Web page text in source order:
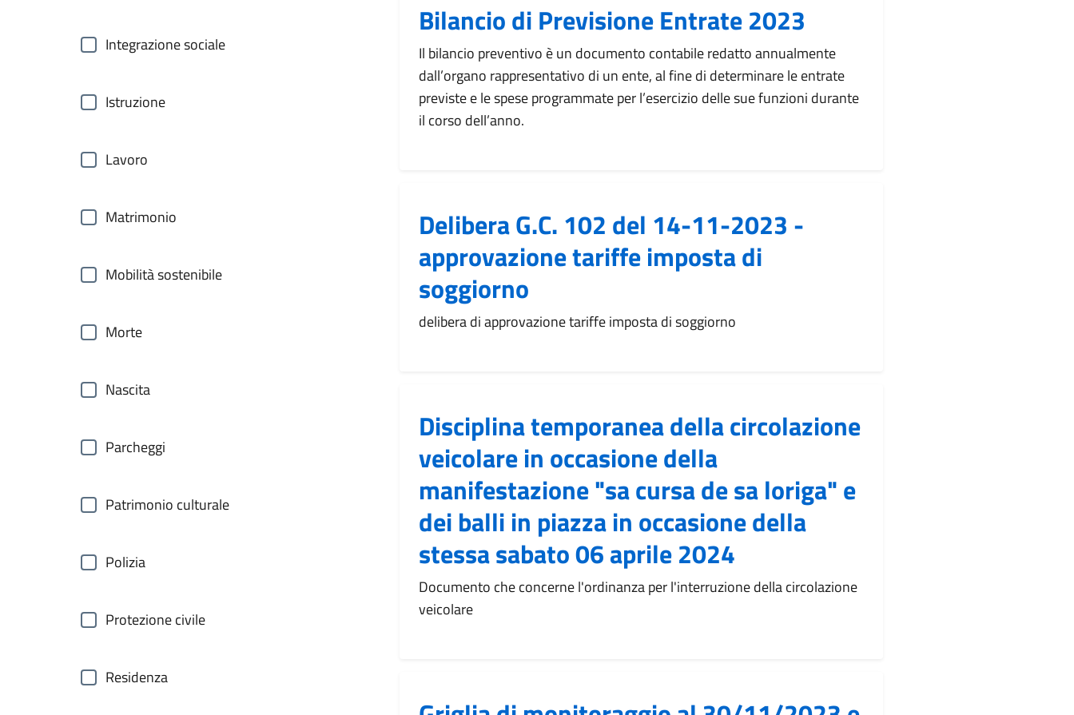
Integrazione sociale
Istruzione
Lavoro
Matrimonio
Mobilità sostenibile
Morte
Nascita
Parcheggi
Patrimonio culturale
Polizia
Protezione civile
Residenza
Bilancio di Previsione Entrate 2023
Il bilancio preventivo è un documento contabile redatto annualmente
dall’organo rappresentativo di un ente, al fine di determinare le entrate
previste e le spese programmate per l’esercizio delle sue funzioni durante
il corso dell’anno.
Delibera G.C. 102 del 14-11-2023 -
approvazione tariffe imposta di
soggiorno
delibera di approvazione tariffe imposta di soggiorno
Disciplina temporanea della circolazione
veicolare in occasione della
manifestazione "sa cursa de sa loriga" e
dei balli in piazza in occasione della
stessa sabato 06 aprile 2024
Documento che concerne l'ordinanza per l'interruzione della circolazione
veicolare